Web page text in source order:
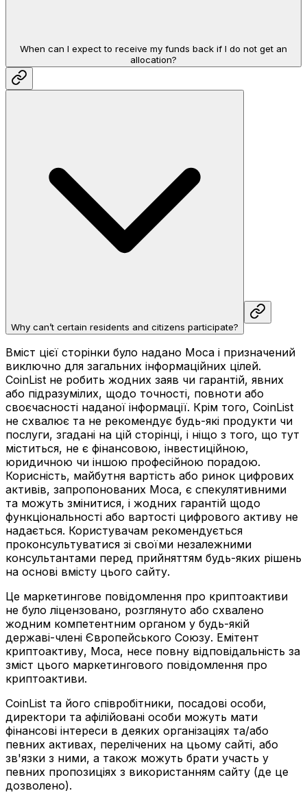
When can I expect to receive my funds back if I do not get an
allocation?
Why can’t certain residents and citizens participate?
Вміст цієї сторінки було надано Moca і призначений
виключно для загальних інформаційних цілей.
CoinList не робить жодних заяв чи гарантій, явних
або підразумілих, щодо точності, повноти або
своєчасності наданої інформації. Крім того, CoinList
не схвалює та не рекомендує будь-які продукти чи
послуги, згадані на цій сторінці, і ніщо з того, що тут
міститься, не є фінансовою, інвестиційною,
юридичною чи іншою професійною порадою.
Корисність, майбутня вартість або ринок цифрових
активів, запропонованих Moca, є спекулятивними
та можуть змінитися, і жодних гарантій щодо
функціональності або вартості цифрового активу не
надається. Користувачам рекомендується
проконсультуватися зі своїми незалежними
консультантами перед прийняттям будь-яких рішень
на основі вмісту цього сайту.
Це маркетингове повідомлення про криптоактиви
не було ліцензовано, розглянуто або схвалено
жодним компетентним органом у будь-якій
державі-члені Європейського Союзу. Емітент
криптоактиву, Moca, несе повну відповідальність за
зміст цього маркетингового повідомлення про
криптоактиви.
CoinList та його співробітники, посадові особи,
директори та афілійовані особи можуть мати
фінансові інтереси в деяких організаціях та/або
певних активах, перелічених на цьому сайті, або
зв'язки з ними, а також можуть брати участь у
певних пропозиціях з використанням сайту (де це
дозволено).